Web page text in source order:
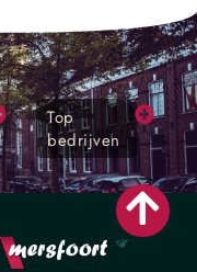
Top
bedrijven